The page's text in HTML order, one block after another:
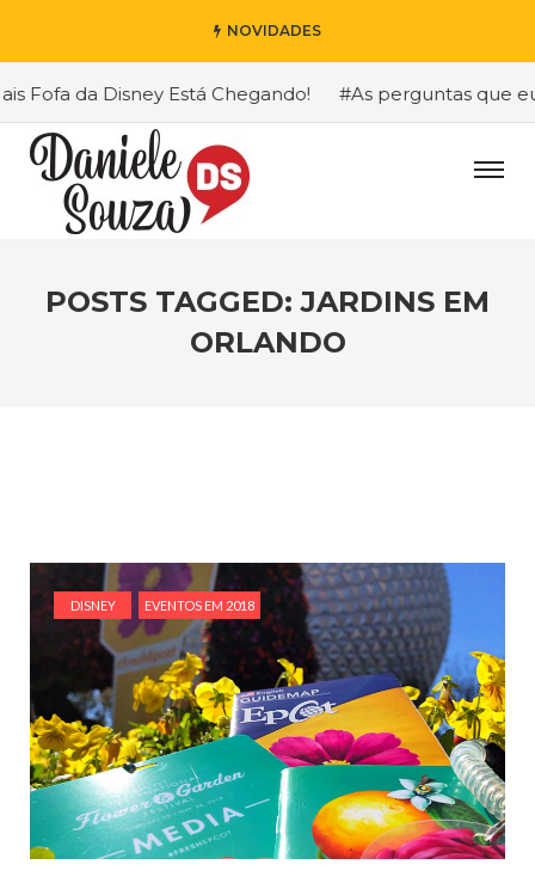
NOVIDADES
da Disney Está Chegando! #As perguntas que eu
POSTS TAGGED: JARDINS EM
ORLANDO
DISNEY EVENTOS EM 2018